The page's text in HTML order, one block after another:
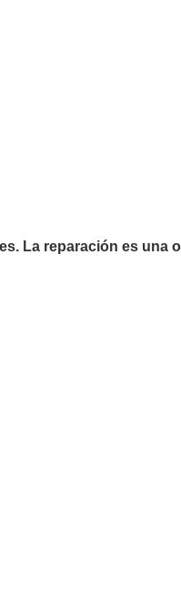
La reparación es una